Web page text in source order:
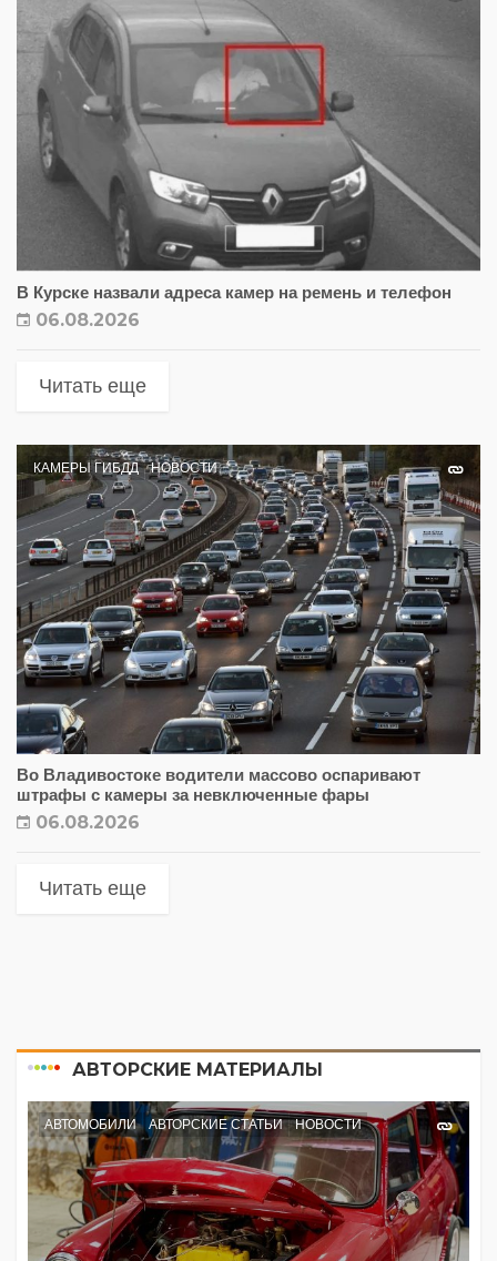
В Курске назвали адреса камер на ремень и телефон
06.08.2026
Читать еще
КАМЕРЫ ГИБДД НОВОСТИ
Во Владивостоке водители массово оспаривают
штрафы с камеры за невключенные фары
06.08.2026
Читать еще
АВТОРСКИЕ МАТЕРИАЛЫ
АВТОМОБИЛИ АВТОРСКИЕ СТАТЬИ НОВОСТИ